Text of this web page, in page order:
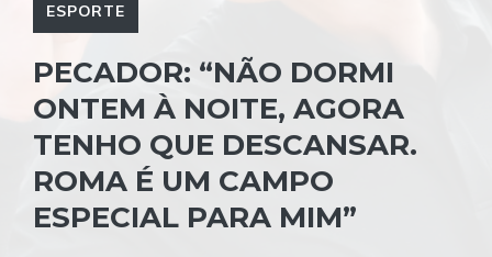
ESPORTE
PECADOR: “NÃO DORMI
ONTEM À NOITE, AGORA
TENHO QUE DESCANSAR.
ROMA É UM CAMPO
ESPECIAL PARA MIM”